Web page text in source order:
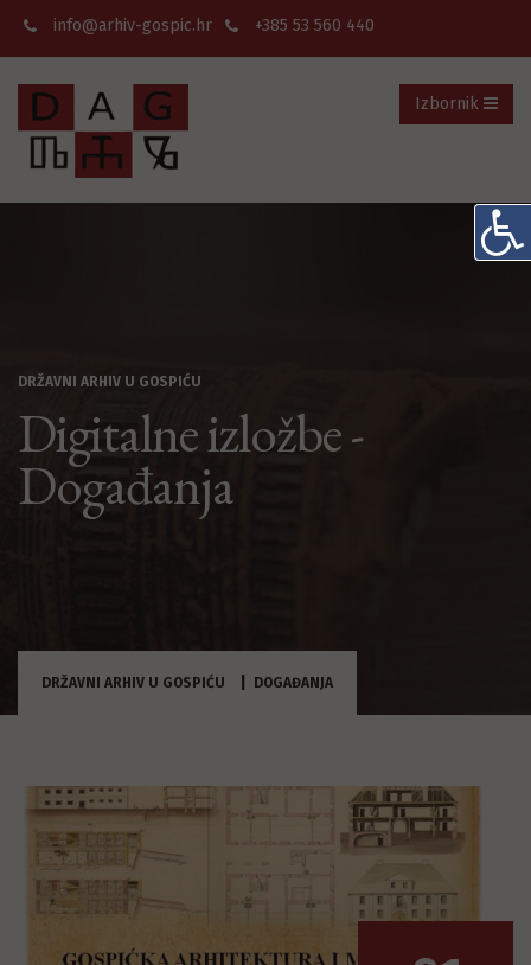
info@arhiv-gospic.hr +385 53 560 440
Izbornik
DRŽAVNI ARHIV U GOSPIĆU
Digitalne izložbe -
Događanja
DRŽAVNI ARHIV U GOSPIĆU DOGAĐANJA